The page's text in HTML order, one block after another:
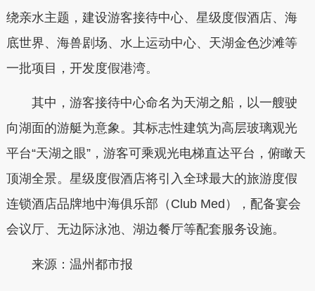
绕亲水主题，建设游客接待中心、星级度假酒店、海
底世界、海兽剧场、水上运动中心、天湖金色沙滩等
一批项目，开发度假港湾。
其中，游客接待中心命名为天湖之船，以一艘驶
向湖面的游艇为意象。其标志性建筑为高层玻璃观光
平台“天湖之眼”，游客可乘观光电梯直达平台，俯瞰天
顶湖全景。星级度假酒店将引入全球最大的旅游度假
连锁酒店品牌地中海俱乐部（Club Med），配备宴会
会议厅、无边际泳池、湖边餐厅等配套服务设施。
来源：温州都市报